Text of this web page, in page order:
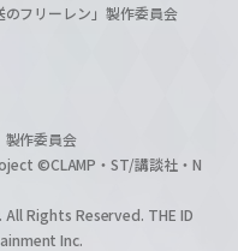
フリーレン」製作委員会
作委員会
©CLAMP・ST/講談社・N
Rights Reserved. THE ID
Inc.